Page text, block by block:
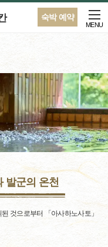
숙박 예약
MENU
발군의 온천
것으로부터 「아사하노사토」